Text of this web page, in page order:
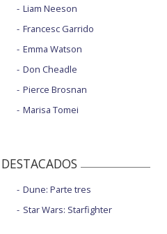
Liam Neeson
Francesc Garrido
Emma Watson
Don Cheadle
Pierce Brosnan
Marisa Tomei
Dune: Parte tres
Star Wars: Starfighter